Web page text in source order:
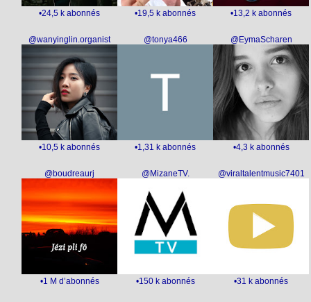
•13,2 k abonnés
•19,5 k abonnés
•24,5 k abonnés
@EymaScharen
•4,3 k abonnés
@tonya466
•1,31 k abonnés
@wanyinglin.organist
•10,5 k abonnés
@viraltalentmusic7401
•31 k abonnés
@MizaneTV.
•150 k abonnés
@boudreaurj
•1 M d’abonnés